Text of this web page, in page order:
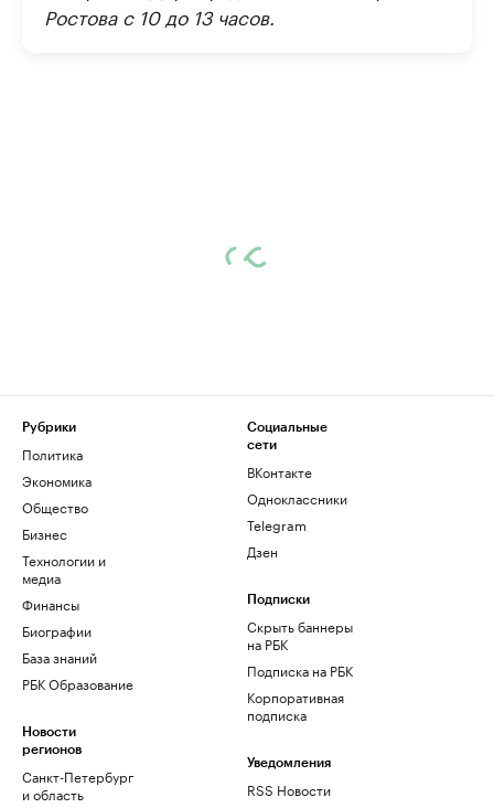
Ростова с 10 до 13 часов.
Рубрики
Политика
Экономика
Общество
Бизнес
Технологии и
медиа
Финансы
Биографии
База знаний
РБК Образование
Новости
регионов
Санкт-Петербург
и область
Социальные
сети
ВКонтакте
Одноклассники
Telegram
Дзен
Подписки
Скрыть баннеры
на РБК
Подписка на РБК
Корпоративная
подписка
Уведомления
RSS Новости